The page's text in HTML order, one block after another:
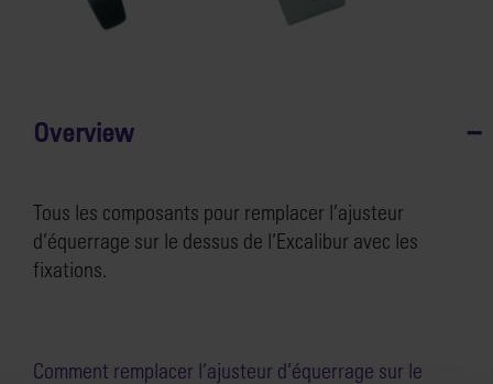
Overview
Tous les composants pour remplacer l’ajusteur
d’équerrage sur le dessus de l’Excalibur avec les
fixations.
Comment remplacer l’ajusteur d’équerrage sur le